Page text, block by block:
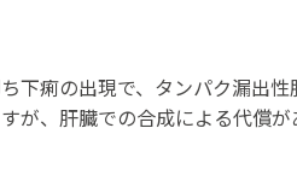
下痢の出現で、タンパク漏出
が、肝臓での合成による代償